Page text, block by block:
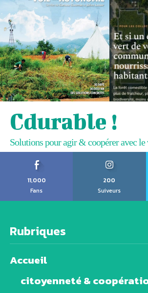
Cdurable !
Solutions pour agir & coopérer avec
11,000
Fans
200
Suiveurs
Rubriques
Accueil
citoyenneté &